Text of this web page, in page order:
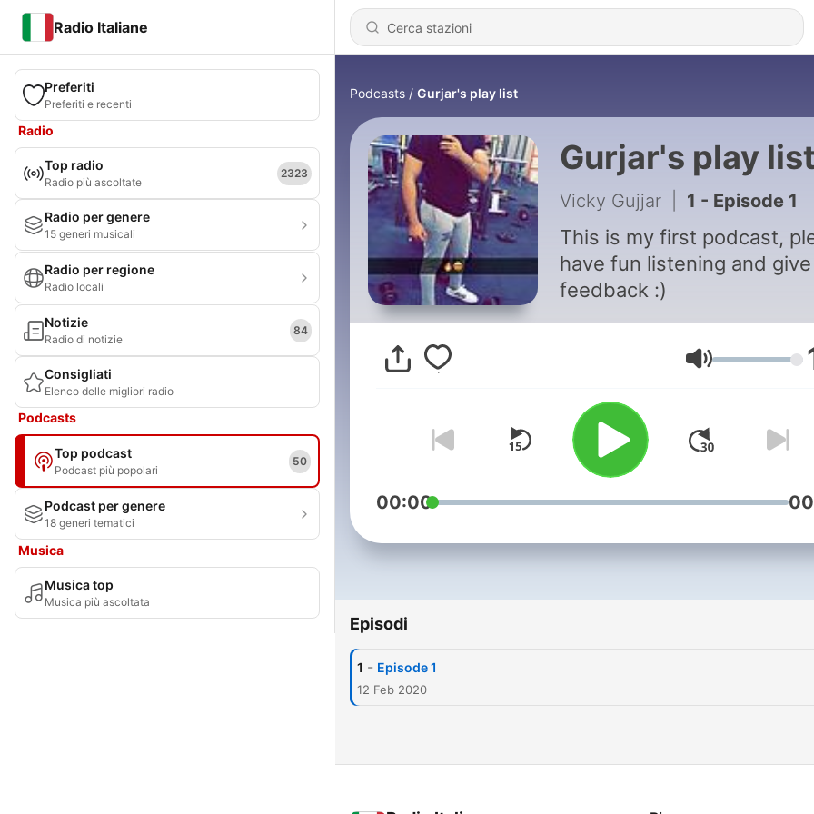
Radio Italiane
Preferiti
Preferiti e recenti
Radio
Top radio
Radio più ascoltate
2323
Radio per genere
15 generi musicali
Radio per regione
Radio locali
Notizie
Radio di notizie
84
Consigliati
Elenco delle migliori radio
Podcasts
Top podcast
Podcast più popolari
50
Podcast per genere
18 generi tematici
Musica
Musica top
Musica più ascoltata
Podcasts Gurjar's play list
Gurjar's play
Vicky Gujjar 1 - Episode 1
This is my first podcast,
have fun listening and give
feedback :)
Volume
00:00
Episodi
1 - Episode 1
12 Feb 2020